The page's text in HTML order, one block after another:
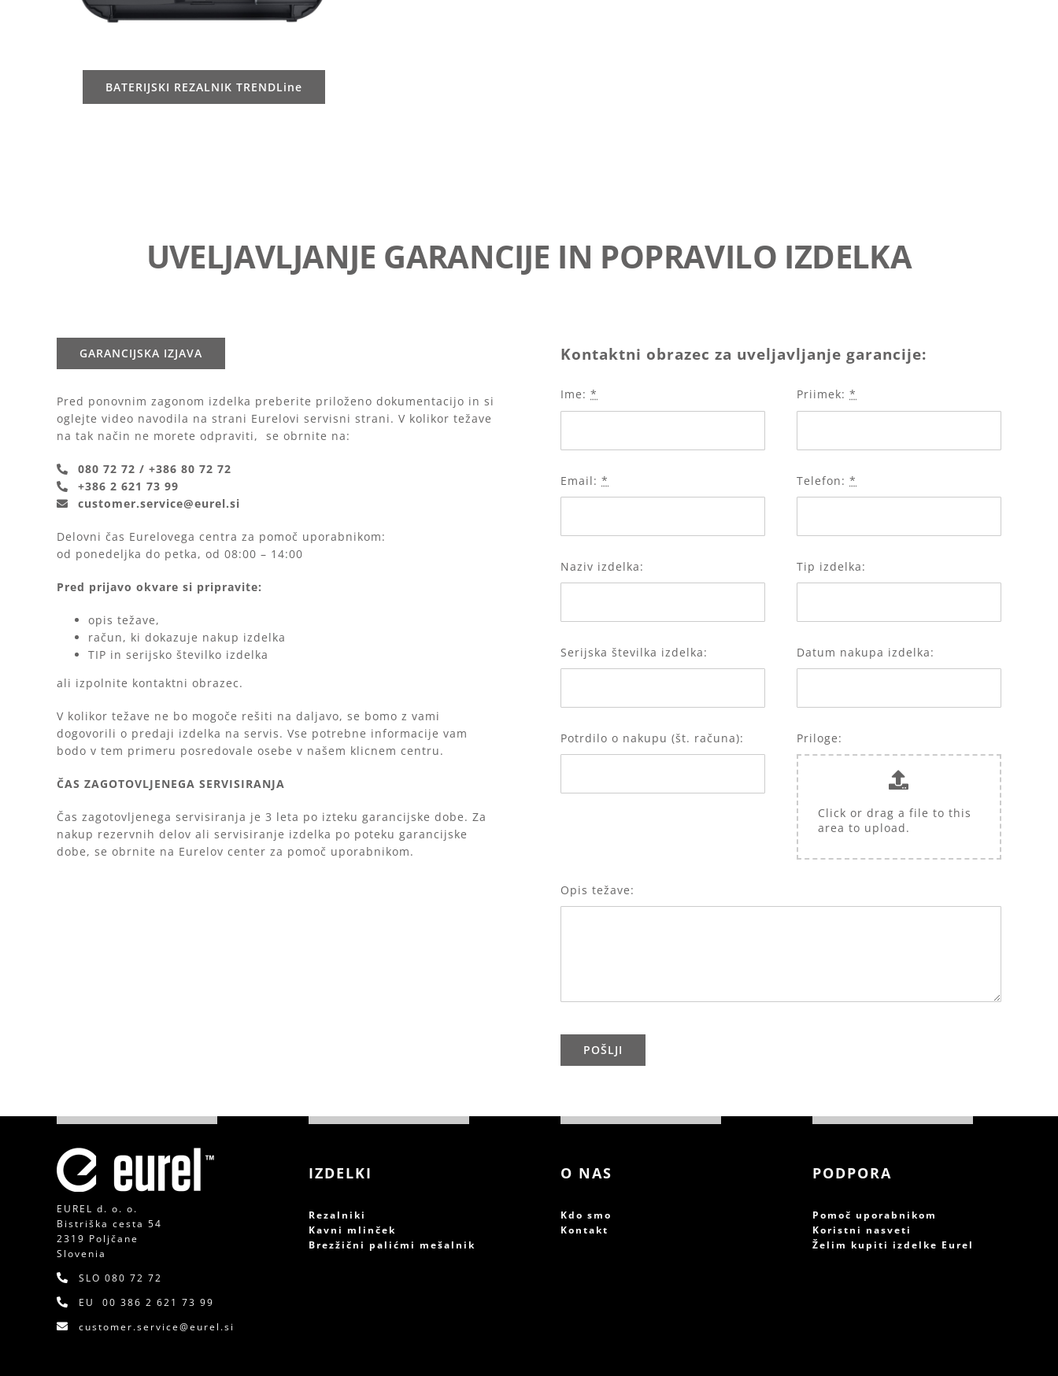
BATERIJSKI REZALNIK TRENDLine
UVELJAVLJANJE GARANCIJE IN POPRAVILO IZDELKA
GARANCIJSKA IZJAVA
Pred ponovnim zagonom izdelka preberite priloženo dokumentacijo in si
oglejte video navodila na strani Eurelovi servisni strani. V kolikor težave
na tak način ne morete odpraviti, se obrnite na:
080 72 72 / +386 80 72 72
+386 2 621 73 99
customer.service@eurel.si
Delovni čas Eurelovega centra za pomoč uporabnikom:
od ponedeljka do petka, od 08:00 – 14:00
Pred prijavo okvare si pripravite:
opis težave,
račun, ki dokazuje nakup izdelka
TIP in serijsko številko izdelka
ali izpolnite kontaktni obrazec.
V kolikor težave ne bo mogoče rešiti na daljavo, se bomo z vami
dogovorili o predaji izdelka na servis. Vse potrebne informacije vam
bodo v tem primeru posredovale osebe v našem klicnem centru.
ČAS ZAGOTOVLJENEGA SERVISIRANJA
Čas zagotovljenega servisiranja je 3 leta po izteku garancijske dobe. Za
nakup rezervnih delov ali servisiranje izdelka po poteku garancijske
dobe, se obrnite na Eurelov center za pomoč uporabnikom.
Kontaktni obrazec za uveljavljanje garancije:
Ime: * Priimek: *
Email: * Telefon: *
Naziv izdelka: Tip izdelka:
Serijska številka izdelka: Datum nakupa izdelka:
Potrdilo o nakupu (št. računa): Priloge:
Click or drag a file to this
area to upload.
Opis težave:
POŠLJI
EUREL d. o. o.
Bistriška cesta 54
2319 Poljčane
Slovenia
SLO 080 72 72
EU 00 386 2 621 73 99
customer.service@eurel.si
IZDELKI
Rezalniki
Kavni mlinček
Brezžični palićmi mešalnik
O NAS
Kdo smo
Kontakt
PODPORA
Pomoč uporabnikom
Koristni nasveti
Želim kupiti izdelke Eurel